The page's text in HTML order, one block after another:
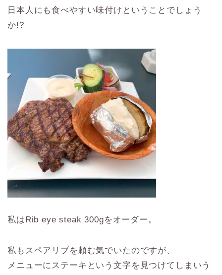
日本人にも食べやすい味付けということでしょう
か!?
私はRib eye steak 300gをオーダー。
私もスペアリブを頼む気でいたのですが、
メニューにステーキという文字を見つけてしまいう